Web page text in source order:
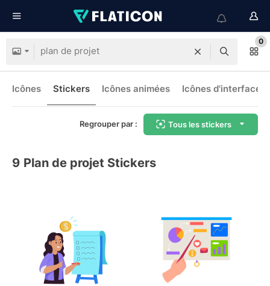
0
Icônes Stickers Icônes animées Icônes d'interface
Regrouper par : Tous les stickers
9 Plan de projet Stickers